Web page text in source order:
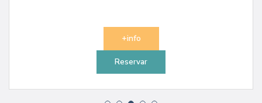
+info
Reservar